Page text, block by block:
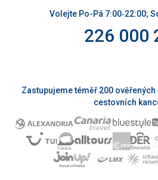
Volejte Po-Pá 7:00‑22:00;
226 000
Zastupujeme téměř 200
cestovních